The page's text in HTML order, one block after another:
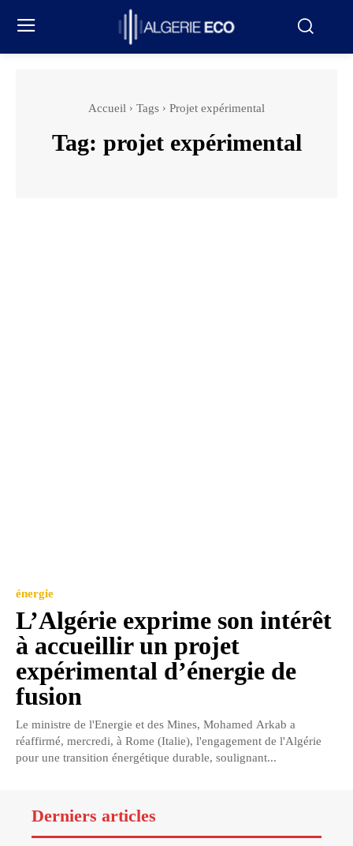
Accueil Tags Projet expérimental
Tag: projet expérimental
énergie
L’Algérie exprime son intérêt
à accueillir un projet
expérimental d’énergie de
fusion
Le ministre de l'Energie et des Mines, Mohamed Arkab a
réaffirmé, mercredi, à Rome (Italie), l'engagement de l'Algérie
pour une transition énergétique durable, soulignant...
Derniers articles